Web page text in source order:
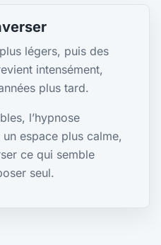
légers, puis des
intensément,
plus tard.
l’hypnose
espace plus calme,
ce qui semble
seul.